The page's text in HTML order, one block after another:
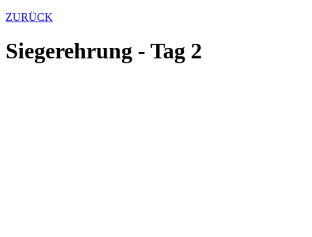
ZURÜCK
Siegerehrung - Tag 2